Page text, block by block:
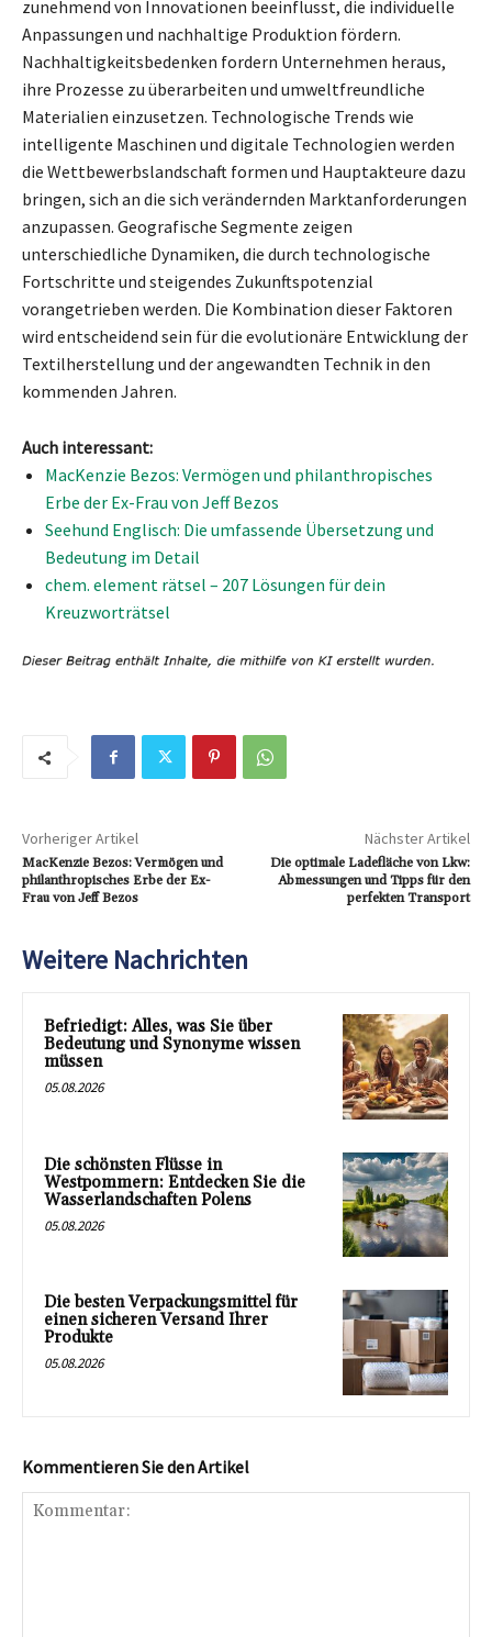
zunehmend von Innovationen beeinflusst, die individuelle
Anpassungen und nachhaltige Produktion fördern.
Nachhaltigkeitsbedenken fordern Unternehmen heraus,
ihre Prozesse zu überarbeiten und umweltfreundliche
Materialien einzusetzen. Technologische Trends wie
intelligente Maschinen und digitale Technologien werden
die Wettbewerbslandschaft formen und Hauptakteure dazu
bringen, sich an die sich verändernden Marktanforderungen
anzupassen. Geografische Segmente zeigen
unterschiedliche Dynamiken, die durch technologische
Fortschritte und steigendes Zukunftspotenzial
vorangetrieben werden. Die Kombination dieser Faktoren
wird entscheidend sein für die evolutionäre Entwicklung der
Textilherstellung und der angewandten Technik in den
kommenden Jahren.
Auch interessant:
MacKenzie Bezos: Vermögen und philanthropisches
Erbe der Ex-Frau von Jeff Bezos
Seehund Englisch: Die umfassende Übersetzung und
Bedeutung im Detail
chem. element rätsel – 207 Lösungen für dein
Kreuzworträtsel
Vorheriger Artikel
MacKenzie Bezos: Vermögen und
philanthropisches Erbe der Ex-
Frau von Jeff Bezos
Nächster Artikel
Die optimale Ladefläche von Lkw:
Abmessungen und Tipps für den
perfekten Transport
Weitere Nachrichten
Befriedigt: Alles, was Sie über
Bedeutung und Synonyme wissen
müssen
05.08.2026
Die schönsten Flüsse in
Westpommern: Entdecken Sie die
Wasserlandschaften Polens
05.08.2026
Die besten Verpackungsmittel für
einen sicheren Versand Ihrer
Produkte
05.08.2026
Kommentieren Sie den Artikel